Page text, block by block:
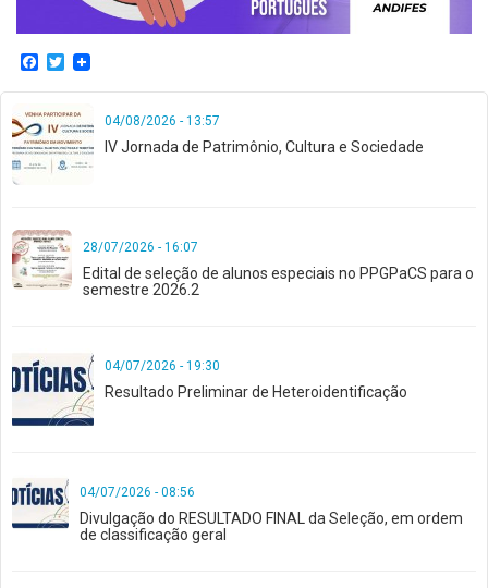
Facebook
Twitter
04/08/2026 - 13:57
IV Jornada de Patrimônio, Cultura e Sociedade
28/07/2026 - 16:07
Edital de seleção de alunos especiais no PPGPaCS para o
semestre 2026.2
04/07/2026 - 19:30
Resultado Preliminar de Heteroidentificação
04/07/2026 - 08:56
Divulgação do RESULTADO FINAL da Seleção, em ordem
de classificação geral